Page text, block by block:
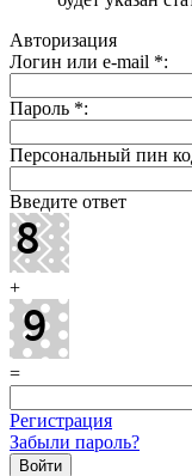
Авторизация
Логин или e-mail *:
Пароль *:
Персональный пин
Введите ответ
+
=
Регистрация
Забыли пароль?